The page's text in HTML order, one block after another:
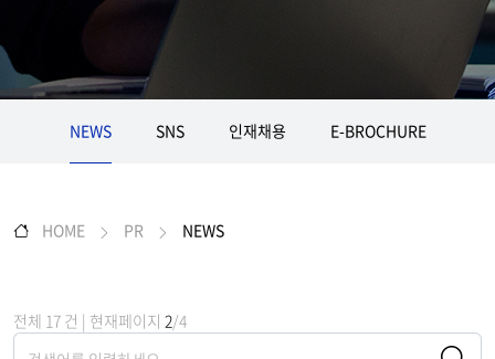
NEWS SNS 인재채용 E-BROCHURE
HOME PR NEWS
전체 17 건 | 현재페이지 2/4